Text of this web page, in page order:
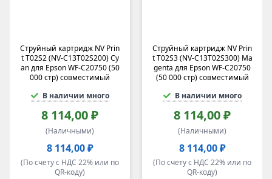
T2
Static Control
Point Mobile
Bion Cartridge
DELI
No Name
UNITON Premium
Unijet
UNITON Premium GREEN LINE
Струйный картридж NV Prin
t T02S2 (NV-C13T02S200) Cy
an для Epson WF-C20750 (50
000 стр) совместимый
В наличии много
8 114,00 ₽
(Наличными)
8 114,00 ₽
(По счету с НДС 22% или по
QR-коду)
Струйный картридж NV Prin
t T02S3 (NV-C13T02S300) Ma
genta для Epson WF-C20750
(50 000 стр) совместимый
В наличии много
8 114,00 ₽
(Наличными)
8 114,00 ₽
(По счету с НДС 22% или по
QR-коду)